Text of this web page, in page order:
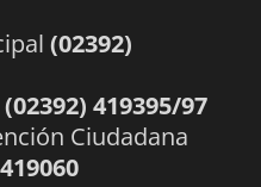
(02392)
(02392) 419395/97
Ciudadana